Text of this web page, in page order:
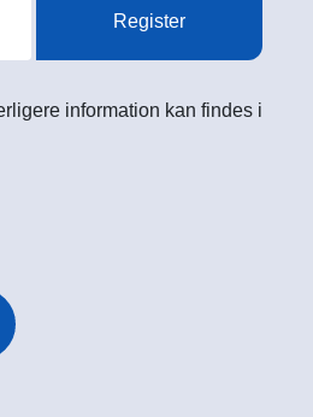
Register
information kan findes i